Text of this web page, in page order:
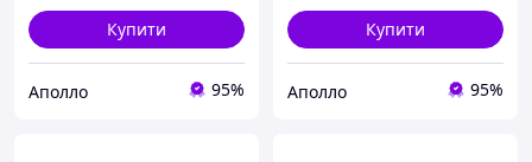
Купити
Аполло 95%
Купити
Аполло 95%